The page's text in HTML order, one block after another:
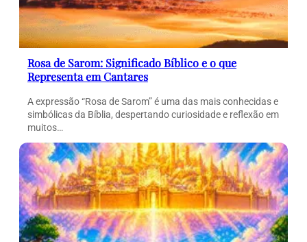
Rosa de Sarom: Significado Bíblico e o que
Representa em Cantares
A expressão “Rosa de Sarom” é uma das mais conhecidas e
simbólicas da Bíblia, despertando curiosidade e reflexão em
muitos…